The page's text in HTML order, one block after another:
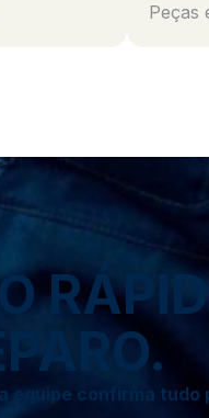
Peças
equipe confirma